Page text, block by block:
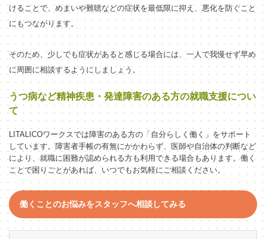
けることで、めまいや難聴などの症状を最低限に抑え、悪化を防ぐこと
にもつながります。
そのため、少しでも症状があると感じる場合には、一人で我慢せず早め
に周囲に相談するようにしましょう。
うつ病など精神疾患・発達障害のある方の就職支援につい
て
LITALICOワークスでは障害のある方の「自分らしく働く」をサポート
しています。障害者手帳の有無にかかわらず、医師や自治体の判断など
により、就職に困難が認められる方も利用できる場合もあります。働く
ことで困りごとがあれば、いつでもお気軽にご相談ください。
働くことのお悩みをスタッフへ相談してみる